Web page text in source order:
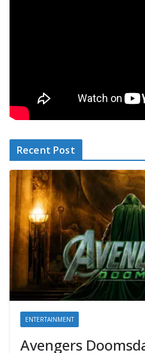
Recent Post
ENTERTAINMENT
Avengers